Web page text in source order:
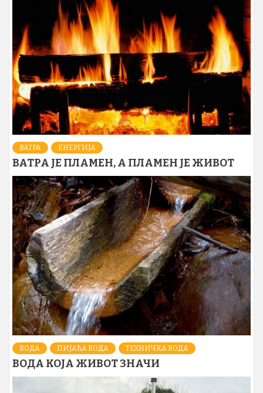
ВАТРА ЕНЕРГИЈА
ВАТРА ЈЕ ПЛАМЕН, А ПЛАМЕН ЈЕ ЖИВОТ
ВОДА ПИЈАЋА ВОДА ТЕХНИЧКА ВОДА
ВОДА КОЈА ЖИВОТ ЗНАЧИ